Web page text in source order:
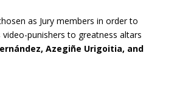
as Jury members in order to
punishers to greatness altars
Azegiñe Urigoitia, and